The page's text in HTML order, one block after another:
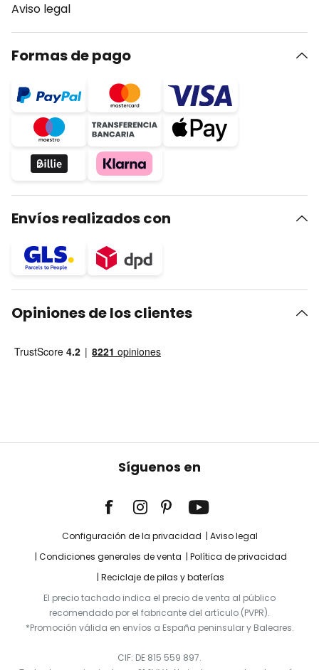
Aviso legal
Formas de pago
Envíos realizados con
Opiniones de los clientes
Síguenos en
Configuración de la privacidad
Aviso legal
Condiciones generales de venta
Política de privacidad
Reciclaje de pilas y baterías
El precio tachado indica el precio de venta al público
recomendado por el fabricante del artículo (PVPR).
*Promoción válida en envíos a España peninsular y Baleares.
CIF: DE 815 559 897.